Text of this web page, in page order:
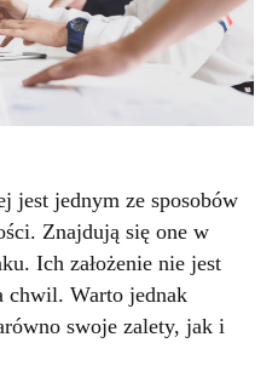
jest jednym ze sposobów
Znajdują się one w
Ich założenie nie jest
Warto jednak
swoje zalety, jak i